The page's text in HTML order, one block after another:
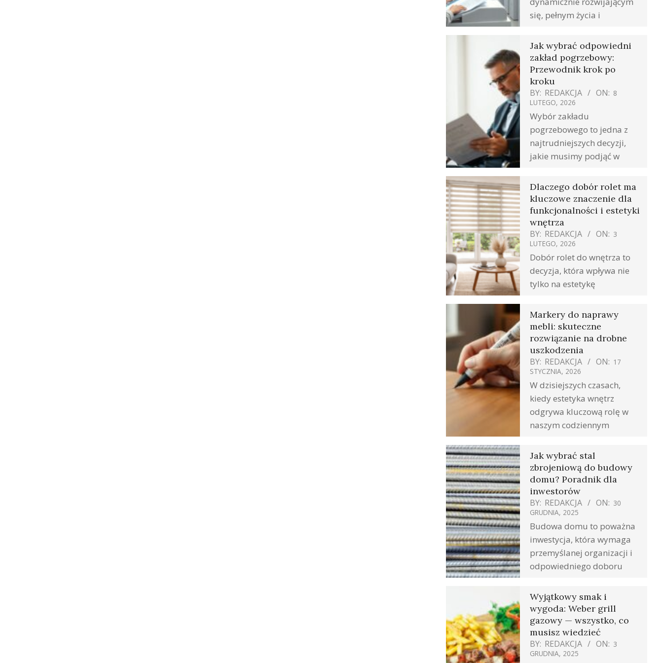
się, pełnym życia i
Jak wybrać odpowiedni
zakład pogrzebowy:
Przewodnik krok po
kroku
BY: REDAKCJA ON: 8
LUTEGO, 2026
Wybór zakładu
pogrzebowego to jedna z
najtrudniejszych decyzji,
jakie musimy podjąć w
Dlaczego dobór rolet ma
kluczowe znaczenie dla
funkcjonalności i estetyki
wnętrza
BY: REDAKCJA ON: 3
LUTEGO, 2026
Dobór rolet do wnętrza to
decyzja, która wpływa nie
tylko na estetykę
Markery do naprawy
mebli: skuteczne
rozwiązanie na drobne
uszkodzenia
BY: REDAKCJA ON: 17
STYCZNIA, 2026
W dzisiejszych czasach,
kiedy estetyka wnętrz
odgrywa kluczową rolę w
naszym codziennym
Jak wybrać stal
zbrojeniową do budowy
domu? Poradnik dla
inwestorów
BY: REDAKCJA ON: 30
GRUDNIA, 2025
Budowa domu to poważna
inwestycja, która wymaga
przemyślanej organizacji i
odpowiedniego doboru
Wyjątkowy smak i
wygoda: Weber grill
gazowy — wszystko, co
musisz wiedzieć
BY: REDAKCJA ON: 3
GRUDNIA, 2025